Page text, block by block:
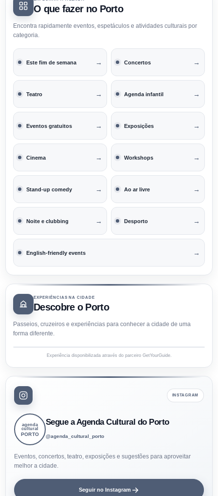
O que fazer no Porto
Encontra rapidamente eventos, espetáculos e atividades culturais por
categoria.
Este fim de semana → Concertos →
Teatro → Agenda infantil →
Eventos gratuitos → Exposições →
Cinema → Workshops →
Stand-up comedy → Ao ar livre →
Noite e clubbing → Desporto →
English-friendly events →
EXPERIÊNCIAS NA CIDADE
Descobre o Porto
Passeios, cruzeiros e experiências para conhecer a cidade de uma
forma diferente.
Experiência disponibilizada através do parceiro GetYourGuide.
INSTAGRAM
agenda
cultural
PORTO
Segue a Agenda Cultural do Porto
@agenda_cultural_porto
Eventos, concertos, teatro, exposições e sugestões para aproveitar
melhor a cidade.
Seguir no Instagram